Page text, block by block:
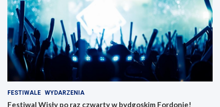
FESTIWALE WYDARZENIA
Festiwal Wisły po raz czwarty w bydgoskim Fordonie!